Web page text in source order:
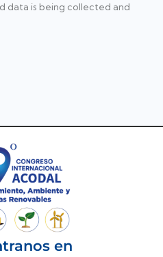
data is being collected and
en